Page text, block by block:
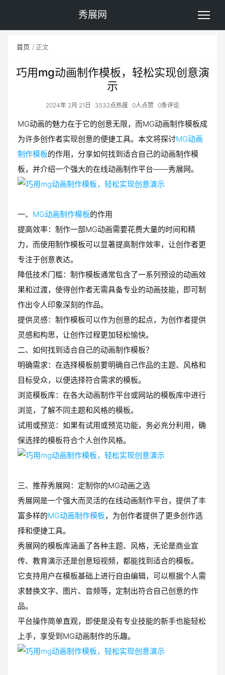
秀展网
首页 正文
巧用mg动画制作模板，轻松实现创意演
示
2024年 2月 21日 3532点热度 0人点赞 0条评论
MG动画的魅力在于它的创意无限，而MG动画制作模板成
为许多创作者实现创意的便捷工具。本文将探讨MG动画
制作模板的作用，分享如何找到适合自己的动画制作模
板，并介绍一个强大的在线动画制作平台——秀展网。
一、 MG动画制作模板的作用
提高效率：制作一部MG动画需要花费大量的时间和精
力，而使用制作模板可以显著提高制作效率，让创作者更
专注于创意表达。
降低技术门槛：制作模板通常包含了一系列预设的动画效
果和过渡，使得创作者无需具备专业的动画技能，即可制
作出令人印象深刻的作品。
提供灵感：制作模板可以作为创意的起点，为创作者提供
灵感和构思，让创作过程更加轻松愉快。
二、如何找到适合自己的动画制作模板？
明确需求：在选择模板前要明确自己作品的主题、风格和
目标受众，以便选择符合需求的模板。
浏览模板库：在各大动画制作平台或网站的模板库中进行
浏览，了解不同主题和风格的模板。
试用或预览：如果有试用或预览功能，务必充分利用，确
保选择的模板符合个人创作风格。
三、推荐秀展网：定制你的MG动画之选
秀展网是一个强大而灵活的在线动画制作平台，提供了丰
富多样的MG动画制作模板，为创作者提供了更多创作选
择和便捷工具。
秀展网的模板库涵盖了各种主题、风格，无论是商业宣
传、教育演示还是创意短视频，都能找到适合的模板。
它支持用户在模板基础上进行自由编辑，可以根据个人需
求替换文字、图片、音频等，定制出符合自己创意的作
品。
平台操作简单直观，即使是没有专业技能的新手也能轻松
上手，享受到MG动画制作的乐趣。